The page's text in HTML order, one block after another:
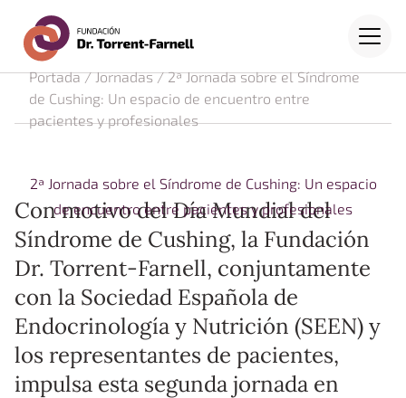
Saltar al contenido principal
Menú
Portada/Jornadas/2ª Jornada sobre el Síndrome
de Cushing: Un espacio de encuentro entre
pacientes y profesionales
2ª Jornada sobre el Síndrome de Cushing: Un espacio
de encuentro entre pacientes y profesionales
Con motivo del Día Mundial del
Síndrome de Cushing, la Fundación
Dr. Torrent-Farnell, conjuntamente
con la Sociedad Española de
Endocrinología y Nutrición (SEEN) y
los representantes de pacientes,
impulsa esta segunda jornada en